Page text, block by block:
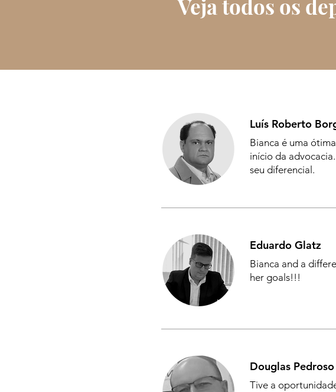
Veja todos os
Luís Roberto
Bianca é uma
início da
seu diferencial.
Eduardo Glatz
Bianca and a
her goals!!!
Douglas Pedroso
Tive a